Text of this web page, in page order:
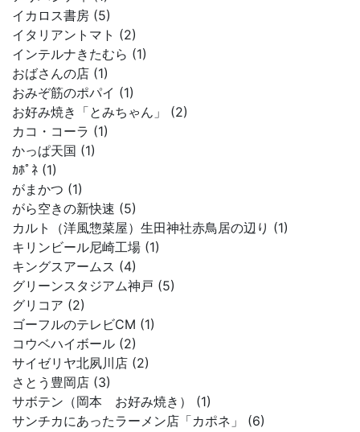
イカロス書房 (5)
イタリアントマト (2)
インテルナきたむら (1)
おばさんの店 (1)
おみぞ筋のポパイ (1)
お好み焼き「とみちゃん」 (2)
カコ・コーラ (1)
かっぱ天国 (1)
ｶﾎﾟﾈ (1)
がまかつ (1)
がら空きの新快速 (5)
カルト（洋風惣菜屋）生田神社赤鳥居の辺り (1)
キリンビール尼崎工場 (1)
キングスアームス (4)
グリーンスタジアム神戸 (5)
グリコア (2)
ゴーフルのテレビCM (1)
コウベハイボール (2)
サイゼリヤ北夙川店 (2)
さとう豊岡店 (3)
サボテン（岡本 お好み焼き） (1)
サンチカにあったラーメン店「カポネ」 (6)